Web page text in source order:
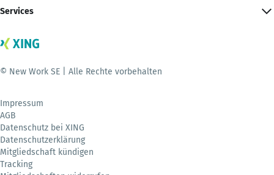
Services
© New Work SE | Alle Rechte vorbehalten
Impressum
AGB
Datenschutz bei XING
Datenschutzerklärung
Mitgliedschaft kündigen
Tracking